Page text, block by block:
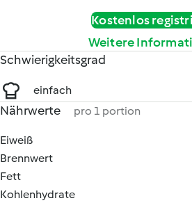
Kostenlos
Weitere
Schwierigkeitsgrad
einfach
Nährwerte pro 1 portion
Eiweiß
Brennwert
Fett
Kohlenhydrate